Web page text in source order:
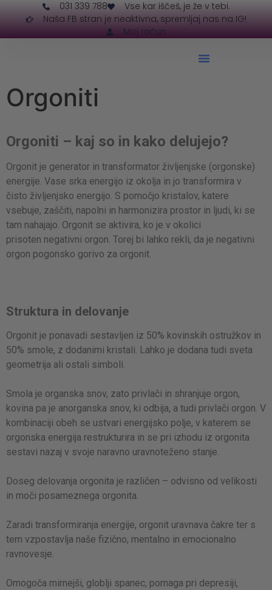
031 339 788
Vse kar iščeš, je že v tebi.
Naša FB stran je neaktivna, spremljaj nas na IG!
Moj račun
Orgoniti
Orgoniti – kaj so in kako delujejo?
Orgonit je generator in transformator življenjske (orgonske)
energije. Vase srka energijo iz okolja in jo transformira v
čisto življenjsko energijo. S pomočjo kristalov, katere
vsebuje, zaščiti, napolni in harmonizira prostor in ljudi, ki se
tam nahajajo. Orgonit se aktivira, ko je v okolici
prisoten negativni orgon. Torej bi lahko rekli, da je negativni
orgon pogonsko gorivo za orgonit.
Struktura in delovanje
Orgonit je ponavadi sestavljen iz 50% kovinskih ostružkov in
50% smole, z dodanimi kristali. Lahko je dodana tudi sveta
geometrija ali ostali simboli.
Smola je organska snov, zato privlači in shranjuje orgon,
kovina pa je anorganska snov, ki odbija, a tudi privlači orgon. V
kombinaciji obeh se ustvari energijsko polje, v katerem se
orgonska energija restrukturira in se pri izhodu iz orgonita
sestavi nazaj v svoje naravno uravnoteženo stanje.
Doseg delovanja orgonita je različen – odvisno od velikosti
in moči posameznega orgonita.
Zaradi transformiranja energije, orgonit uravnava čakre ter s
tem vzpostavlja naše fizično, mentalno in emocionalno
ravnovesje.
Omogoča mirnejši, globlji spanec, pomaga pri depresiji,